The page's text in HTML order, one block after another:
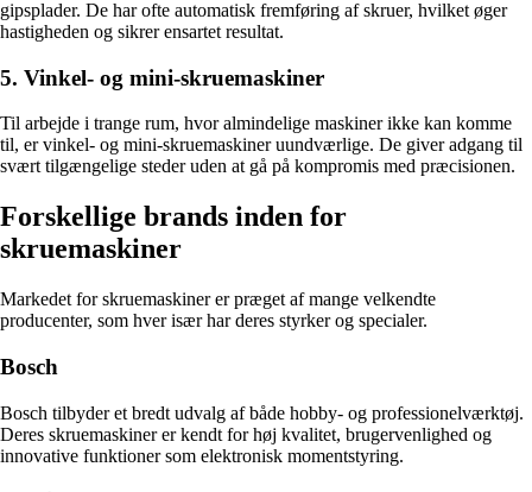
gipsplader. De har ofte automatisk fremføring af skruer, hvilket øger
hastigheden og sikrer ensartet resultat.
5. Vinkel- og mini-skruemaskiner
Til arbejde i trange rum, hvor almindelige maskiner ikke kan komme
til, er vinkel- og mini-skruemaskiner uundværlige. De giver adgang til
svært tilgængelige steder uden at gå på kompromis med præcisionen.
Forskellige brands inden for
skruemaskiner
Markedet for skruemaskiner er præget af mange velkendte
producenter, som hver især har deres styrker og specialer.
Bosch
Bosch tilbyder et bredt udvalg af både hobby- og professionelværktøj.
Deres skruemaskiner er kendt for høj kvalitet, brugervenlighed og
innovative funktioner som elektronisk momentstyring.